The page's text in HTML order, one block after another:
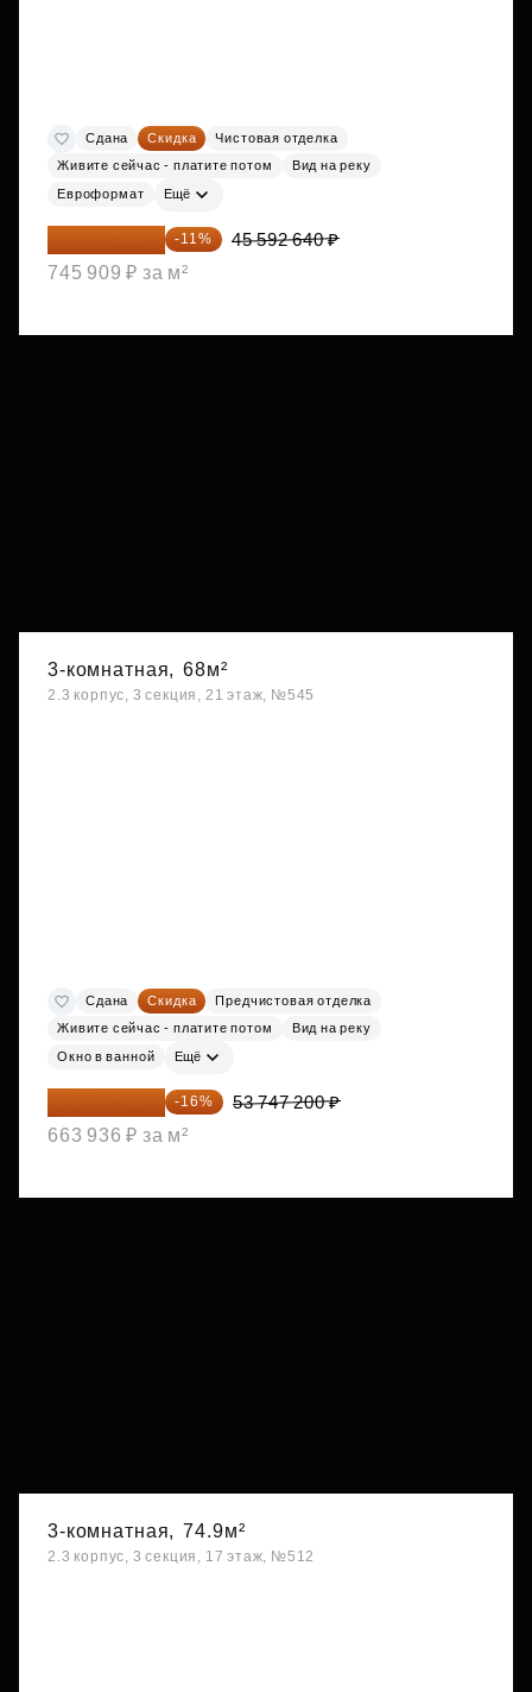
Сдана Скидка
Чистовая отделка
Живите сейчас - платите потом
Вид на реку
Евроформат Ещё
40 577 450 ₽ -11%
45 592 640 ₽
745 909 ₽ за м²
3-комнатная, 68м²
2.3 корпус, 3 секция, 21 этаж, №545
Сдана Скидка
Предчистовая отделка
Живите сейчас - платите потом
Вид на реку
Окно в ванной Ещё
45 147 648 ₽ -16%
53 747 200 ₽
663 936 ₽ за м²
3-комнатная, 74.9м²
2.3 корпус, 3 секция, 17 этаж, №512